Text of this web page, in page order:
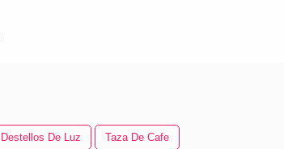
Destellos De Luz Taza De Cafe